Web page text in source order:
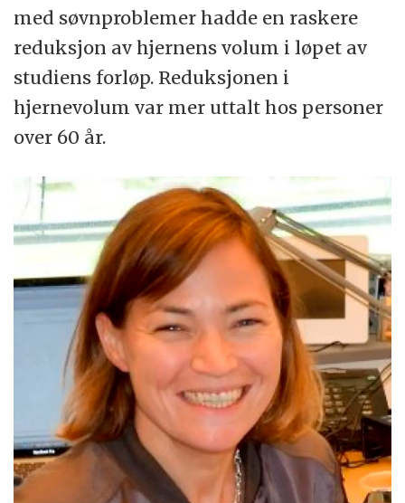
med søvnproblemer hadde en raskere
reduksjon av hjernens volum i løpet av
studiens forløp. Reduksjonen i
hjernevolum var mer uttalt hos personer
over 60 år.